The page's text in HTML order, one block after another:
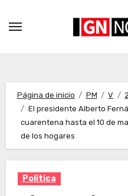
Página de inicio PM V
El presidente Alberto
cuarentena hasta el 10 de
de los hogares
Politica